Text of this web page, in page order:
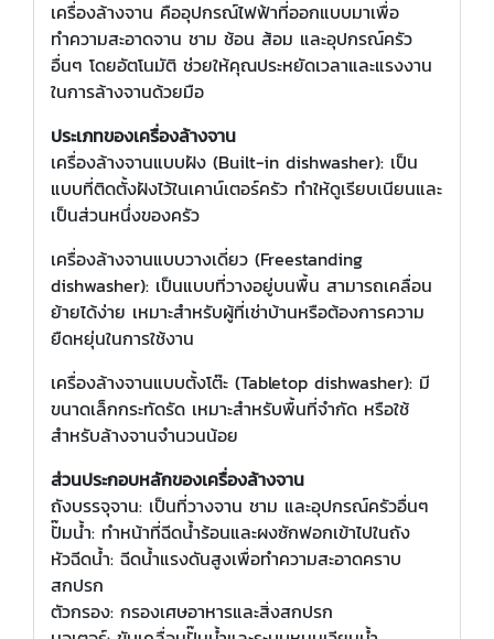
เครื่องล้างจาน คืออุปกรณ์ไฟฟ้าที่ออกแบบมาเพื่อ
ทำความสะอาดจาน ชาม ช้อน ส้อม และอุปกรณ์ครัว
อื่นๆ โดยอัตโนมัติ ช่วยให้คุณประหยัดเวลาและแรงงาน
ในการล้างจานด้วยมือ
ประเภทของเครื่องล้างจาน
เครื่องล้างจานแบบฝัง (Built-in dishwasher): เป็น
แบบที่ติดตั้งฝังไว้ในเคาน์เตอร์ครัว ทำให้ดูเรียบเนียนและ
เป็นส่วนหนึ่งของครัว
เครื่องล้างจานแบบวางเดี่ยว (Freestanding
dishwasher): เป็นแบบที่วางอยู่บนพื้น สามารถเคลื่อน
ย้ายได้ง่าย เหมาะสำหรับผู้ที่เช่าบ้านหรือต้องการความ
ยืดหยุ่นในการใช้งาน
เครื่องล้างจานแบบตั้งโต๊ะ (Tabletop dishwasher): มี
ขนาดเล็กกระทัดรัด เหมาะสำหรับพื้นที่จำกัด หรือใช้
สำหรับล้างจานจำนวนน้อย
ส่วนประกอบหลักของเครื่องล้างจาน
ถังบรรจุจาน: เป็นที่วางจาน ชาม และอุปกรณ์ครัวอื่นๆ
ปั๊มน้ำ: ทำหน้าที่ฉีดน้ำร้อนและผงซักฟอกเข้าไปในถัง
หัวฉีดน้ำ: ฉีดน้ำแรงดันสูงเพื่อทำความสะอาดคราบ
สกปรก
ตัวกรอง: กรองเศษอาหารและสิ่งสกปรก